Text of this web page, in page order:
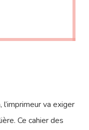
va exiger
Ce cahier des